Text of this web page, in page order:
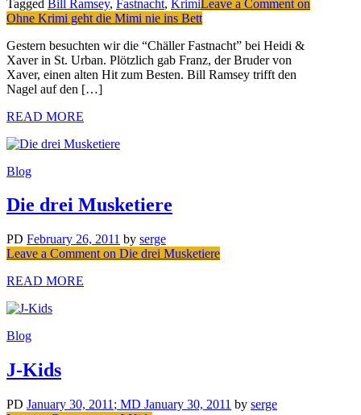
Tagged Bill Ramsey, Fastnacht, Krimi Leave a Comment on
Ohne Krimi geht die Mimi nie ins Bett
Gestern besuchten wir die “Chäller Fastnacht” bei Heidi &
Xaver in St. Urban. Plötzlich gab Franz, der Bruder von
Xaver, einen alten Hit zum Besten. Bill Ramsey trifft den
Nagel auf den […]
READ MORE
Blog
Die drei Musketiere
PD February 26, 2011 by serge
Leave a Comment on Die drei Musketiere
READ MORE
Blog
J-Kids
PD January 30, 2011 ; MD January 30, 2011 by serge